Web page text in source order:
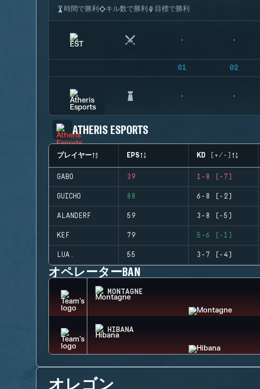
時間で勝利 キル数で勝利 目標で勝利
01 02
ATHERIS ESPORTS
プレイヤー EPS KD (+/-)
GABO 39 1-8 (-7)
GUICHO 88 6-8 (-2)
ALANDERF 59 3-8 (-5)
KEF 79 5-6 (-1)
LUA. 55 3-7 (-4)
オペレーターBAN
MONTAGNE
HIBANA
オレゴン